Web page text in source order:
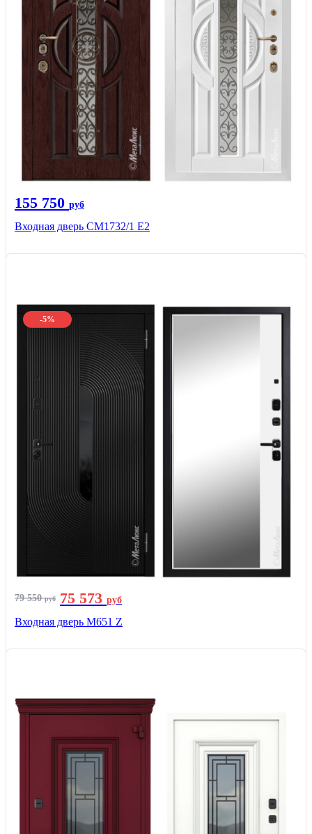
155 750 руб
Входная дверь СМ1732/1 Е2
-5%
79 550руб 75 573 руб
Входная дверь М651 Z